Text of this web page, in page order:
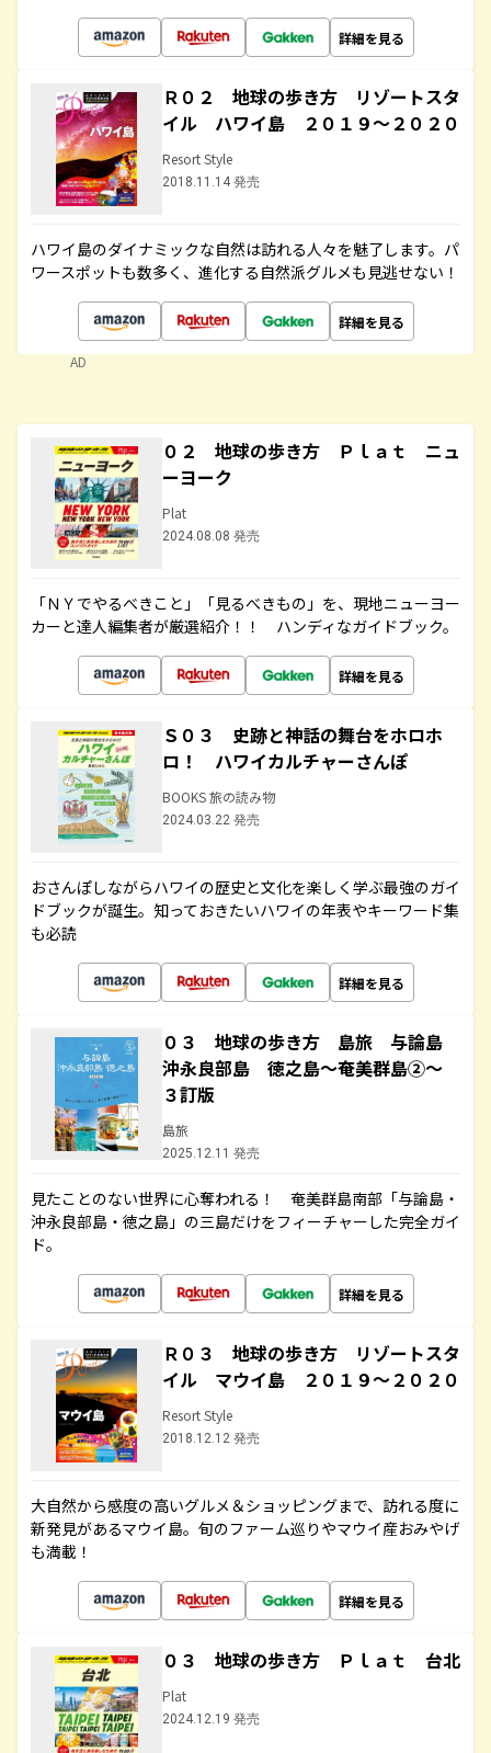
詳細を見る
Ｒ０２ 地球の歩き方 リゾートスタ
イル ハワイ島 ２０１９～２０２０
Resort Style
2018.11.14 発売
ハワイ島のダイナミックな自然は訪れる人々を魅了します。パ
ワースポットも数多く、進化する自然派グルメも見逃せない！
詳細を見る
AD
０２ 地球の歩き方 Ｐｌａｔ ニュ
ーヨーク
Plat
2024.08.08 発売
「ＮＹでやるべきこと」「見るべきもの」を、現地ニューヨー
カーと達人編集者が厳選紹介！！ ハンディなガイドブック。
詳細を見る
Ｓ０３ 史跡と神話の舞台をホロホ
ロ！ ハワイカルチャーさんぽ
BOOKS 旅の読み物
2024.03.22 発売
おさんぽしながらハワイの歴史と文化を楽しく学ぶ最強のガイ
ドブックが誕生。知っておきたいハワイの年表やキーワード集
も必読
詳細を見る
０３ 地球の歩き方 島旅 与論島
沖永良部島 徳之島～奄美群島②～
３訂版
島旅
2025.12.11 発売
見たことのない世界に心奪われる！ 奄美群島南部「与論島・
沖永良部島・徳之島」の三島だけをフィーチャーした完全ガイ
ド。
詳細を見る
Ｒ０３ 地球の歩き方 リゾートスタ
イル マウイ島 ２０１９～２０２０
Resort Style
2018.12.12 発売
大自然から感度の高いグルメ＆ショッピングまで、訪れる度に
新発見があるマウイ島。旬のファーム巡りやマウイ産おみやげ
も満載！
詳細を見る
０３ 地球の歩き方 Ｐｌａｔ 台北
Plat
2024.12.19 発売